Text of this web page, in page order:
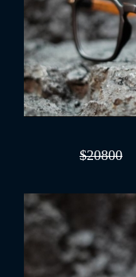
$20800